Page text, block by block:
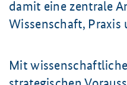
damit eine zentrale
Wissenschaft, Praxis
Mit